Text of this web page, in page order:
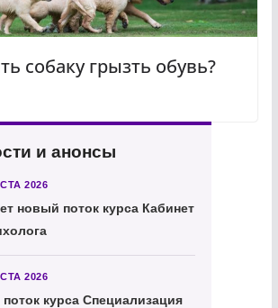
собаку грызть обувь?
и анонсы
2026
новый поток курса Кабинет
2026
курса Специализация